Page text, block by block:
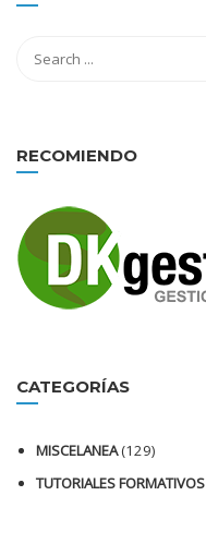
RECOMIENDO
CATEGORÍAS
MISCELANEA(129)
TUTORIALES FORMATIVOS